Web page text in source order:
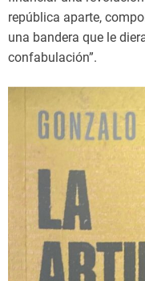
república aparte,
una bandera que le
confabulación”.